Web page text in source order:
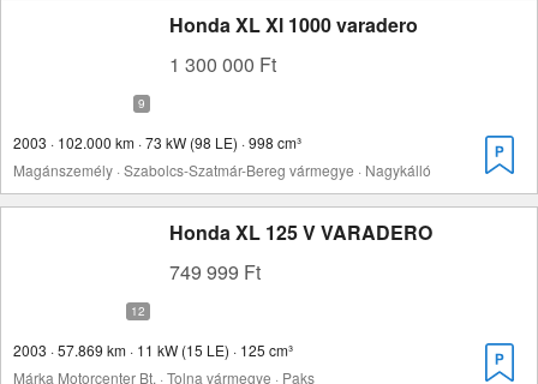
Honda XL Xl 1000 varadero
1 300 000 Ft
2003 · 102.000 km · 73 kW (98 LE) · 998 cm³
Magánszemély · Szabolcs-Szatmár-Bereg vármegye · Nagykálló
Honda XL 125 V VARADERO
749 999 Ft
2003 · 57.869 km · 11 kW (15 LE) · 125 cm³
Márka Motorcenter Bt. · Tolna vármegye · Paks